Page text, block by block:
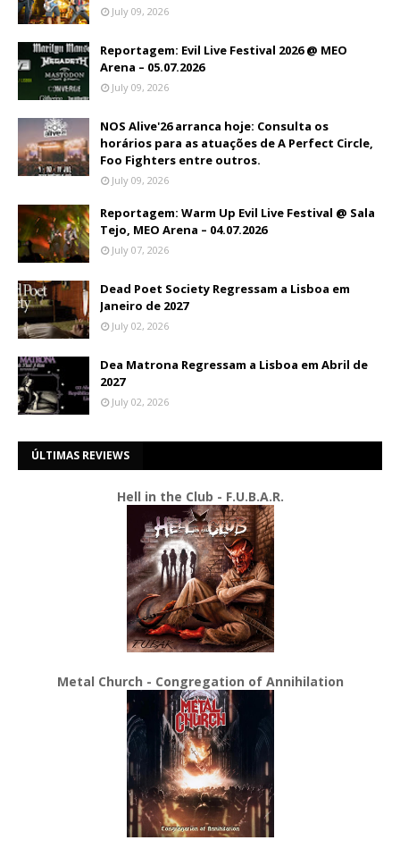
July 09, 2026
Reportagem: Evil Live Festival 2026 @ MEO
Arena – 05.07.2026
July 09, 2026
NOS Alive'26 arranca hoje: Consulta os
horários para as atuações de A Perfect Circle,
Foo Fighters entre outros.
July 09, 2026
Reportagem: Warm Up Evil Live Festival @ Sala
Tejo, MEO Arena – 04.07.2026
July 07, 2026
Dead Poet Society Regressam a Lisboa em
Janeiro de 2027
July 02, 2026
Dea Matrona Regressam a Lisboa em Abril de
2027
July 02, 2026
ÚLTIMAS REVIEWS
Hell in the Club - F.U.B.A.R.
Metal Church - Congregation of Annihilation